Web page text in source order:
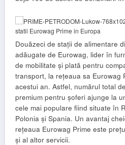
Douăzeci de stații de alimentare
adăugate de Eurowag, lider în
de mobilitate și plată pentru
transport, la rețeaua sa Eurowag
acestui an. Astfel, numărul total
premium pentru șoferi ajunge la
cele mai populare fiind situate în
Polonia și Spania. Un avantaj
rețeaua Eurowag Prime este
și al altor servicii.